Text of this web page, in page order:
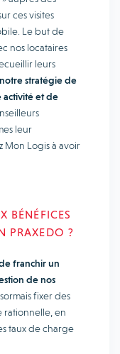
ces visites
Le but de
nos locataires
leurs
stratégie de
activité et de
leur
Mon Logis à avoir
BÉNÉFICES
PRAXEDO ?
franchir un
de nos
fixer des
rationnelle, en
taux de charge